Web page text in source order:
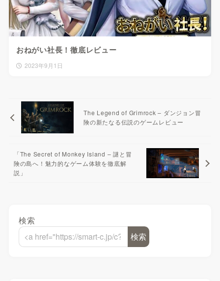
おねがい社長！徹底レビュー
2023年9月1日
The Legend of Grimrock – ダンジョン冒
険の新たなる伝説のゲームレビュー
「The Secret of Monkey Island – 謎と冒
険の島へ！魅力的なゲーム体験を徹底解
説」
検索
検索